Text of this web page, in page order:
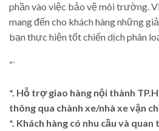
phần vào việc bảo vệ môi trường.
mang đến cho khách hàng những
bạn thực hiện tốt chiến dịch phân
“`
*. Hỗ trợ giao hàng nội thành
thông qua chành xe/nhà xe vận
*. Khách hàng có nhu cầu và